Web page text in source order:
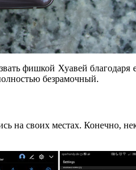
фишкой Хуавей
безрамочный.
на своих местах. Конечно,